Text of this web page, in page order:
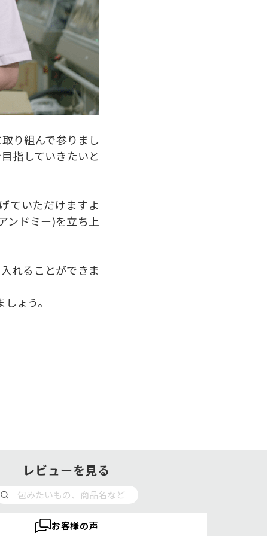
り組んで参りまし
指していきたいと
ていただけますよ
ンドミー)を立ち上
れることができま
ょう。
レビューを見る
お客様の声